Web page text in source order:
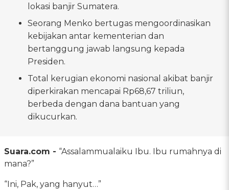
lokasi banjir Sumatera.
Seorang Menko bertugas mengoordinasikan
kebijakan antar kementerian dan
bertanggung jawab langsung kepada
Presiden.
Total kerugian ekonomi nasional akibat banjir
diperkirakan mencapai Rp68,67 triliun,
berbeda dengan dana bantuan yang
dikucurkan.
Suara.com - “Assalammualaiku Ibu. Ibu rumahnya di
mana?”
“Ini, Pak, yang hanyut…”